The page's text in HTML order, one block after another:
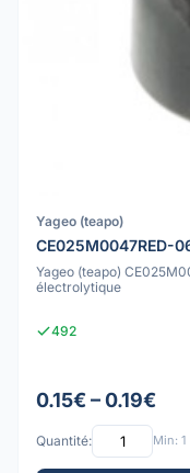
Yageo (teapo)
CE025M0047RED-
Yageo (teapo)
électrolytique
492
0.15€ – 0.19€
Quantité: Min: 1